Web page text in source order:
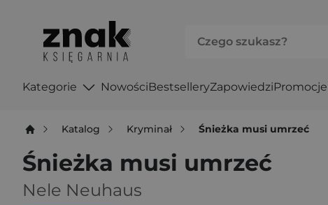
Kategorie NowościBestselleryZapowiedziPromocje
Katalog Kryminał Śnieżka musi umrzeć
Śnieżka musi umrzeć
Nele Neuhaus